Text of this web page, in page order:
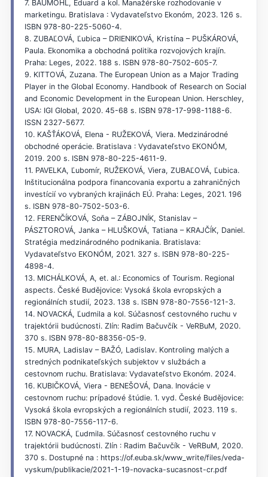
7. BAUMÖHL, Eduard a kol. Manažérske rozhodovanie v
marketingu. Bratislava : Vydavateľstvo Ekonóm, 2023. 126 s.
ISBN 978-80-225-5060-4.
8. ZUBAĽOVÁ, Ľubica – DRIENIKOVÁ, Kristína – PUŠKÁROVÁ,
Paula. Ekonomika a obchodná politika rozvojových krajín.
Praha: Leges, 2022. 188 s. ISBN 978-80-7502-605-7.
9. KITTOVÁ, Zuzana. The European Union as a Major Trading
Player in the Global Economy. Handbook of Research on Social
and Economic Development in the European Union. Herschley,
USA: IGI Global, 2020. 45-68 s. ISBN 978-17-998-1188-6.
ISSN 2327-5677.
10. KAŠŤÁKOVÁ, Elena - RUŽEKOVÁ, Viera. Medzinárodné
obchodné operácie. Bratislava : Vydavateľstvo EKONÓM,
2019. 200 s. ISBN 978-80-225-4611-9.
11. PAVELKA, Ľubomír, RUŽEKOVÁ, Viera, ZUBAĽOVÁ, Ľubica.
Inštitucionálna podpora financovania exportu a zahraničných
investícií vo vybraných krajinách EÚ. Praha: Leges, 2021. 196
s. ISBN 978-80-7502-503-6.
12. FERENČÍKOVÁ, Soňa – ZÁBOJNÍK, Stanislav –
PÁSZTOROVÁ, Janka – HLUŠKOVÁ, Tatiana – KRAJČÍK, Daniel.
Stratégia medzinárodného podnikania. Bratislava:
Vydavateľstvo EKONÓM, 2021. 327 s. ISBN 978-80-225-
4898-4.
13. MICHÁLKOVÁ, A, et. al.: Economics of Tourism. Regional
aspects. České Budějovice: Vysoká škola evropských a
regionálních studií, 2023. 138 s. ISBN 978-80-7556-121-3.
14. NOVACKÁ, Ľudmila a kol. Súčasnosť cestovného ruchu v
trajektórii budúcnosti. Zlín: Radim Bačuvčík - VeRBuM, 2020.
370 s. ISBN 978-80-88356-05-9.
15. MURA, Ladislav – BAŽÓ, Ladislav. Kontroling malých a
stredných podnikateľských subjektov v službách a
cestovnom ruchu. Bratislava: Vydavateľstvo Ekonóm. 2024.
16. KUBIČKOVÁ, Viera - BENEŠOVÁ, Dana. Inovácie v
cestovnom ruchu: prípadové štúdie. 1. vyd. České Budějovice:
Vysoká škola evropských a regionálních studií, 2023. 119 s.
ISBN 978-80-7556-117-6.
17. NOVACKÁ, Ľudmila. Súčasnosť cestovného ruchu v
trajektórii budúcnosti. Zlín : Radim Bačuvčík - VeRBuM, 2020.
370 s. Dostupné na : https://of.euba.sk/www_write/files/veda-
vyskum/publikacie/2021-1-19-novacka-sucasnost-cr.pdf